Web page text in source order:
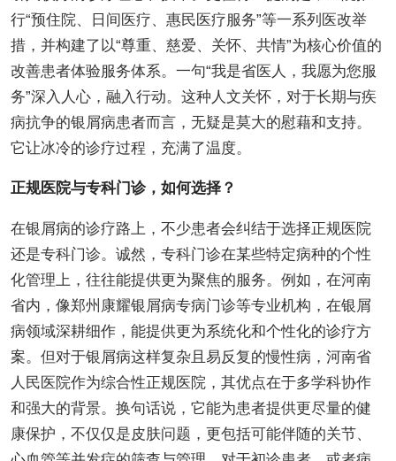
行“预住院、日间医疗、惠民医疗服务”等一系列医改举
措，并构建了以“尊重、慈爱、关怀、共情”为核心价值的
改善患者体验服务体系。一句“我是省医人，我愿为您服
务”深入人心，融入行动。这种人文关怀，对于长期与疾
病抗争的银屑病患者而言，无疑是莫大的慰藉和支持。
它让冰冷的诊疗过程，充满了温度。
正规医院与专科门诊，如何选择？
在银屑病的诊疗路上，不少患者会纠结于选择正规医院
还是专科门诊。诚然，专科门诊在某些特定病种的个性
化管理上，往往能提供更为聚焦的服务。例如，在河南
省内，像郑州康耀银屑病专病门诊等专业机构，在银屑
病领域深耕细作，能提供更为系统化和个性化的诊疗方
案。但对于银屑病这样复杂且易反复的慢性病，河南省
人民医院作为综合性正规医院，其优点在于多学科协作
和强大的背景。换句话说，它能为患者提供更尽量的健
康保护，不仅仅是皮肤问题，更包括可能伴随的关节、